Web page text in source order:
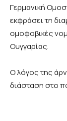
Γερμανική
εκφράσει τη
ομοφοβικές
Ουγγαρίας.
Ο λόγος της
διάσταση στο